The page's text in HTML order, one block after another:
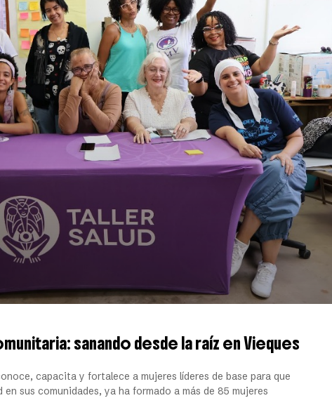
sanando desde la raíz en Vieques
capacita y fortalece a mujeres líderes de base para que
sus comunidades, ya ha formado a más de 85 mujeres